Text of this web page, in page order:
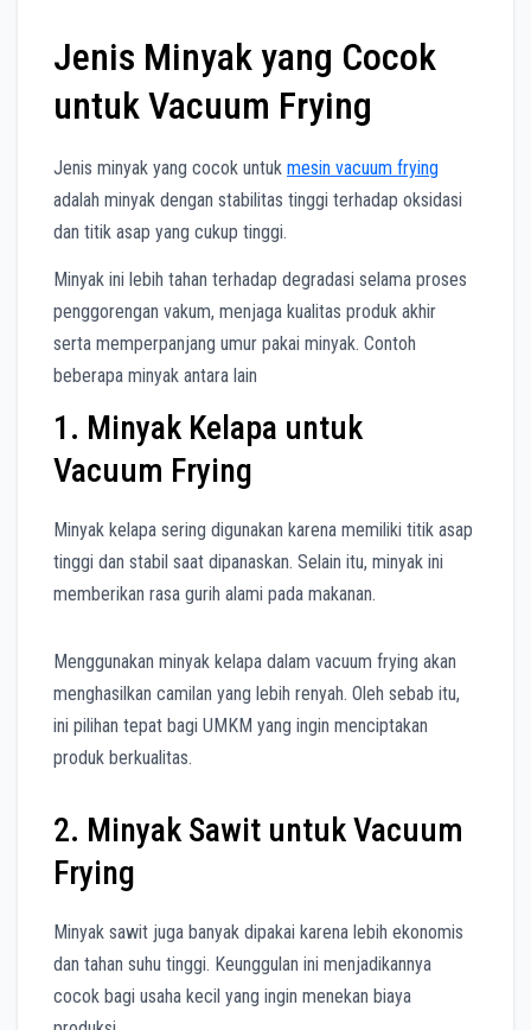
Jenis Minyak yang Cocok
untuk Vacuum Frying
Jenis minyak yang cocok untuk mesin vacuum frying
adalah minyak dengan stabilitas tinggi terhadap oksidasi
dan titik asap yang cukup tinggi.
Minyak ini lebih tahan terhadap degradasi selama proses
penggorengan vakum, menjaga kualitas produk akhir
serta memperpanjang umur pakai minyak. Contoh
beberapa minyak antara lain
1. Minyak Kelapa untuk
Vacuum Frying
Minyak kelapa sering digunakan karena memiliki titik asap
tinggi dan stabil saat dipanaskan. Selain itu, minyak ini
memberikan rasa gurih alami pada makanan.
Menggunakan minyak kelapa dalam vacuum frying akan
menghasilkan camilan yang lebih renyah. Oleh sebab itu,
ini pilihan tepat bagi UMKM yang ingin menciptakan
produk berkualitas.
2. Minyak Sawit untuk Vacuum
Frying
Minyak sawit juga banyak dipakai karena lebih ekonomis
dan tahan suhu tinggi. Keunggulan ini menjadikannya
cocok bagi usaha kecil yang ingin menekan biaya